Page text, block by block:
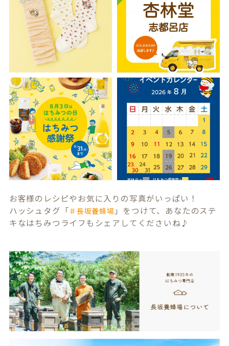
お客様のレシピやお気に入りの写真がいっぱい！
ハッシュタグ「＃長坂養蜂場 」をつけて、あなたのステ
キなはちみつライフもシェアしてくださいね♪